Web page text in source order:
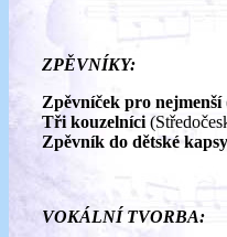
ZPĚVNÍKY:
Zpěvníček pro nejmenší
Tři kouzelníci
Zpěvník do dětské kapsy
VOKÁLNÍ TVORBA: